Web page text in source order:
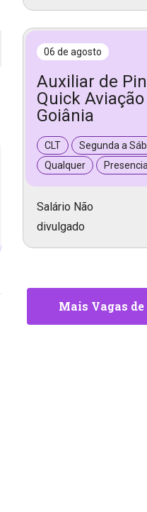
06 de agosto
Auxiliar de
Quick
Goiânia
CLT
Segunda a
Qualquer
Salário Não
divulgado
Mais Vagas de